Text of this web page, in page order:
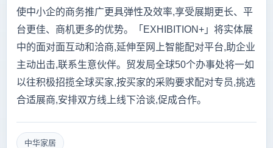
使中小企的商务推广更具弹性及效率,享受展期更长、平
台更佳、商机更多的优势。「EXHIBITION+」将实体展
中的面对面互动和洽商,延伸至网上智能配对平台,助企业
主动出击,联系生意伙伴。贸发局全球50个办事处将一如
以往积极招揽全球买家,按买家的采购要求配对专员,挑选
合适展商,安排双方线上线下洽谈,促成合作。
中华家居